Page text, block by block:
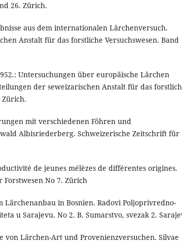
26. Zürich.
aus dem internationalen Lärchenversuch.
Anstalt für das forstliche Versuchswesen. Band
Untersuchungen über europäische Lärchen
der seweizarischen Anstalt für das
Zürich.
mit verschiedenen Föhren und
Albisriederberg. Schweizerische Zeitschrift für
de jeunes mélèzes de différentes origines.
No 7. Zürich
Lärchenanbau in Bosnien. Radovi Poljoprivredno-
u Sarajevu. No 2. B. Sumarstvo, svezak 2.
von Lärchen-Art und Provenienzversuchen. Silvae